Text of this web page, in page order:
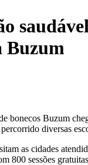
Buzum
bonecos Buzum
diversas
as cidades
800 sessões